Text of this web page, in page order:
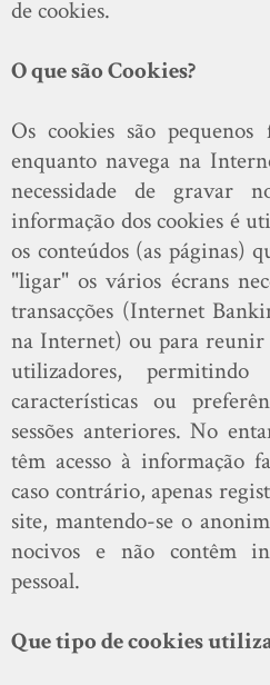
de cookies.
O que são Cookies?
Os cookies são
enquanto navega na
necessidade de gravar
informação dos cookies é
os conteúdos (as páginas)
"ligar" os vários écrans
transacções (Internet
na Internet) ou para reunir
utilizadores,
características ou
sessões anteriores. No
têm acesso à informação
caso contrário, apenas
site, mantendo-se o
nocivos e não contêm
pessoal.
Que tipo de cookies